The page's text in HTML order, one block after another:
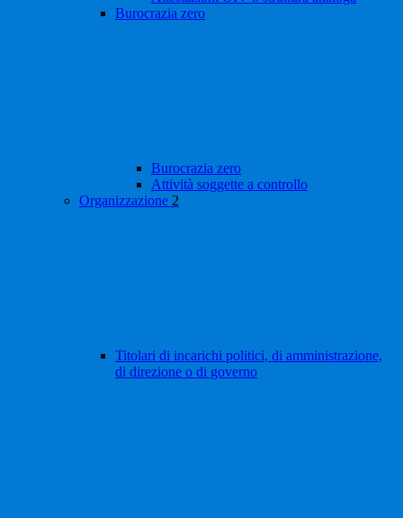
Burocrazia zero
Burocrazia zero
Attività soggette a controllo
Organizzazione 2
Titolari di incarichi politici, di amministrazione,
di direzione o di governo